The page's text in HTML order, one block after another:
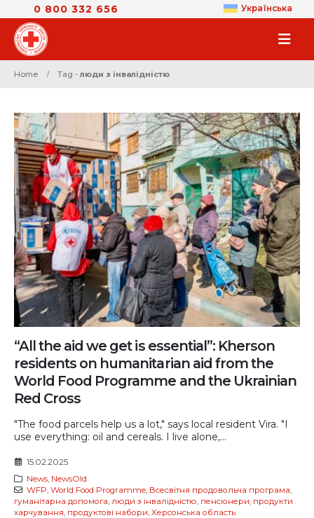
0 800 332 656 Українська
Home Tag -люди з інвалідністю
“All the aid we get is essential”: Kherson
residents on humanitarian aid from the
World Food Programme and the Ukrainian
Red Cross
"The food parcels help us a lot," says local resident Vira. "I
use everything: oil and cereals. I live alone,...
15.02.2025
News, NewsOld
WFP World Food Programme, Всесвітня продовольча програма
гуманітарна допомога люди з інвалідністю пенсіонери продукти
харчування продуктові набори Херсонська область